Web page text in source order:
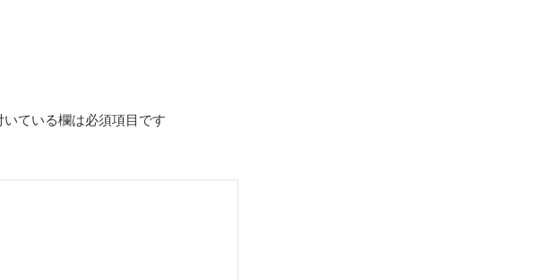
いている欄は必須項目です